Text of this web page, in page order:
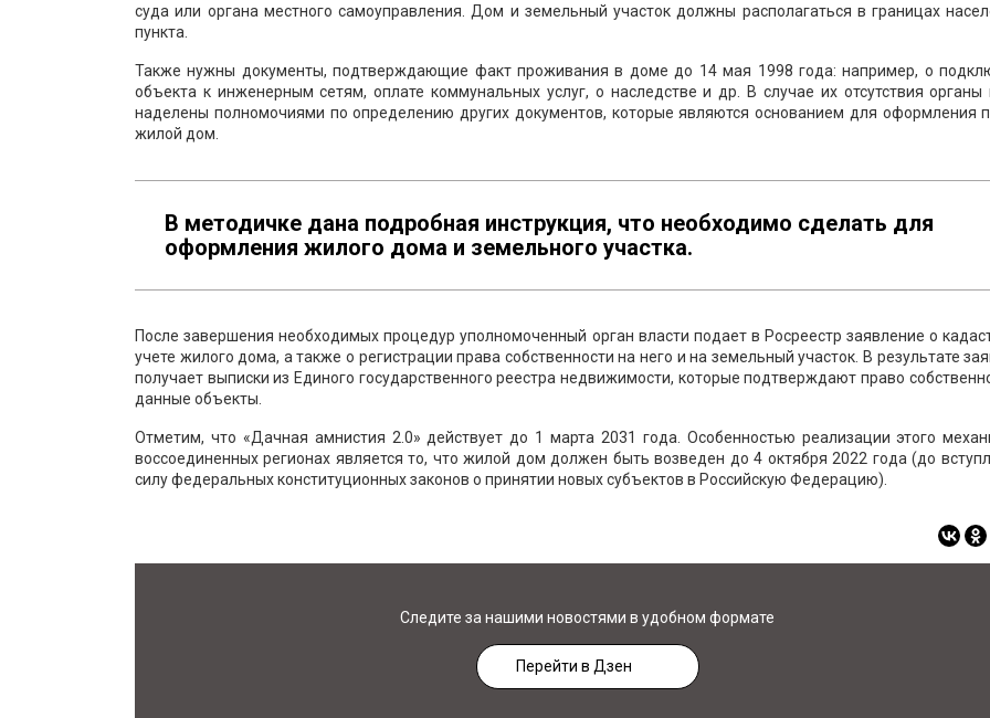
суда или органа местного самоуправления. Дом и земельный участок должны располагаться в границах
пункта.
Также нужны документы, подтверждающие факт проживания в доме до 14 мая 1998 года: например, о
объекта к инженерным сетям, оплате коммунальных услуг, о наследстве и др. В случае их отсутствия органы
наделены полномочиями по определению других документов, которые являются основанием для оформления
жилой дом.
В методичке дана подробная инструкция, что необходимо сделать для
оформления жилого дома и земельного участка.
После завершения необходимых процедур уполномоченный орган власти подает в Росреестр заявление о
учете жилого дома, а также о регистрации права собственности на него и на земельный участок. В результате
получает выписки из Единого государственного реестра недвижимости, которые подтверждают право
данные объекты.
Отметим, что «Дачная амнистия 2.0» действует до 1 марта 2031 года. Особенностью реализации этого
воссоединенных регионах является то, что жилой дом должен быть возведен до 4 октября 2022 года (до
силу федеральных конституционных законов о принятии новых субъектов в Российскую Федерацию).
Следите за нашими новостями в удобном формате
Перейти в Дзен